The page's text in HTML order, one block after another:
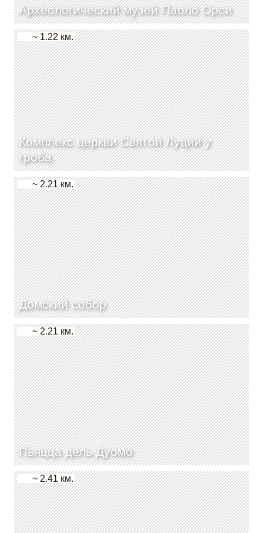
Археологический музей Паоло Орси
Комплекс церкви Святой Луции у
гроба
~ 1.22 км.
Домский собор
~ 2.21 км.
Пьяцца дель Дуомо
~ 2.21 км.
~ 2.41 км.